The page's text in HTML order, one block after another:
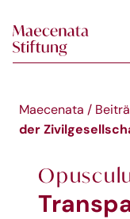
Maecenata /
der